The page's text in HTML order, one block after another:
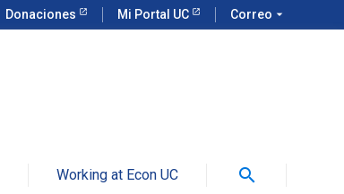
Donaciones Mi Portal UC Correo arrow_drop_down
Working at Econ UC search